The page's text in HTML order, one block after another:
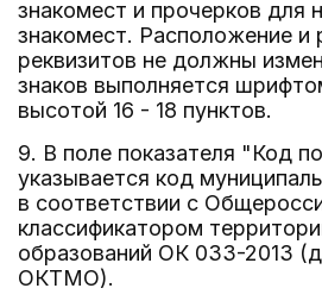
знакомест и прочерков для
знакомест. Расположение и
реквизитов не должны
знаков выполняется
высотой 16 - 18 пунктов.
9. В поле показателя "Код
указывается код
в соответствии с
классификатором
образований ОК 033-2013
ОКТМО).